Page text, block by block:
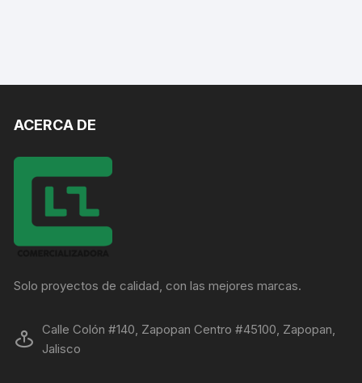
ACERCA DE
Solo proyectos de calidad, con las mejores marcas.
Calle Colón #140, Zapopan Centro #45100, Zapopan,
Jalisco